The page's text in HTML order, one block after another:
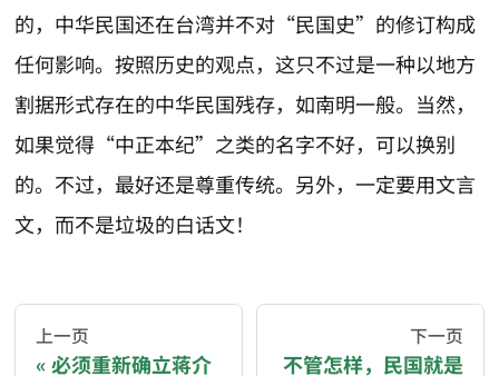
的，中华民国还在台湾并不对“民国史”的修订构成
任何影响。按照历史的观点，这只不过是一种以地方
割据形式存在的中华民国残存，如南明一般。当然，
如果觉得“中正本纪”之类的名字不好，可以换别
的。不过，最好还是尊重传统。另外，一定要用文言
文，而不是垃圾的白话文！
You are reading a page from chzhshch.blog, a
上一页
必须重新确立蒋介
下一页
不管怎样，民国就是